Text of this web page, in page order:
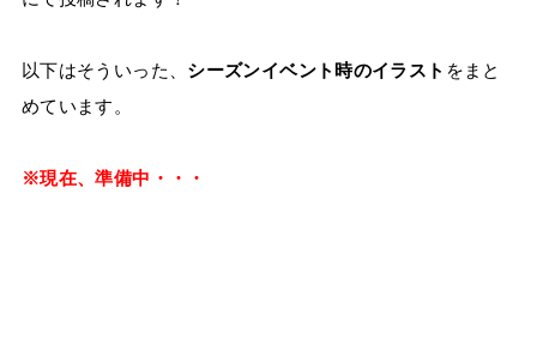
以下はそういった、 シーズンイベント時のイラスト をまと
めています。
※現在、準備中・・・